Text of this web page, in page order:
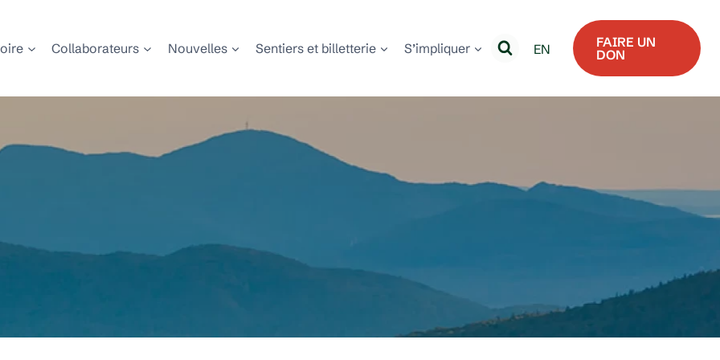
Collaborateurs Nouvelles Sentiers et billetterie S’impliquer EN
FAIRE UN
DON